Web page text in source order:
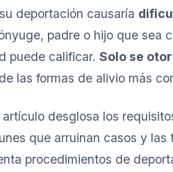
deportación causaría
padre o hijo que sea
puede calificar. Solo se
las formas de alivio más
artículo desglosa los
que arruinan casos y
procedimientos de